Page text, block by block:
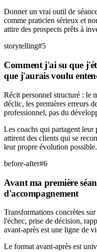
Donner un vrai outil de
comme praticien sérieux et
attire des prospects prêts à
storytelling#5
Comment j'ai su que
que j'aurais voulu
Récit personnel structuré : le
déclic, les premières erreurs
professionnel, pas du
Les coachs qui partagent
attirent des clients qui se
leur propre évolution possible.
before-after#6
Avant ma première
d'accompagnement
Transformations concrètes
l'échec, prise de décision,
avant-après est une ligne de
Le format avant-après est